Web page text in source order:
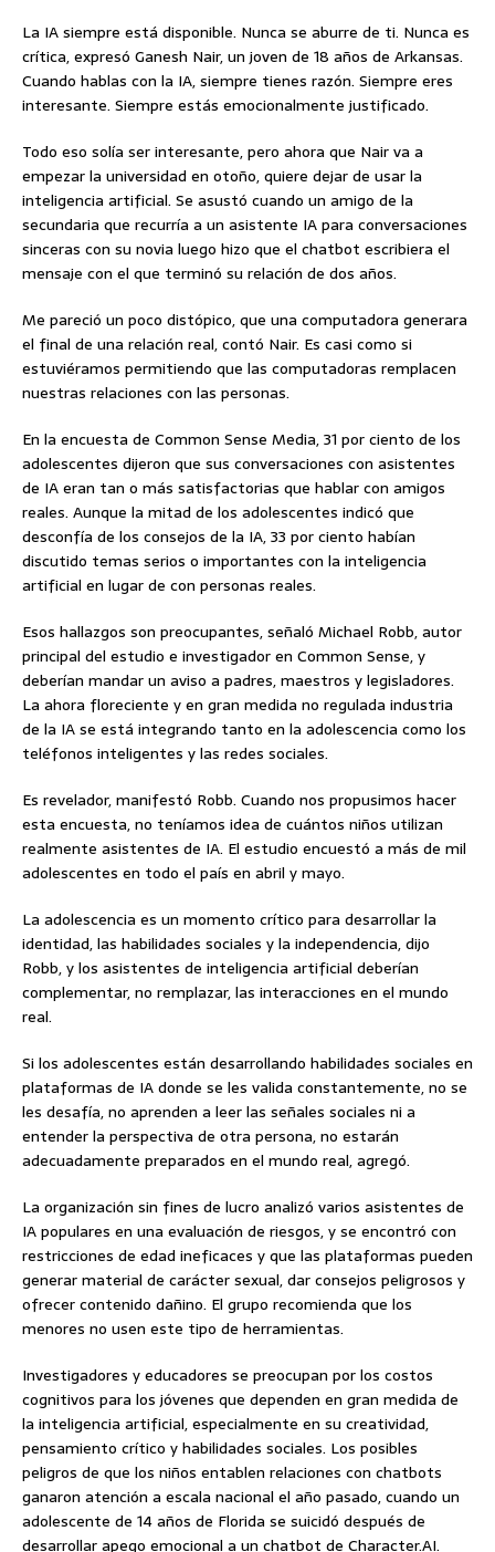
La IA siempre está disponible. Nunca se aburre de ti. Nunca es
crítica, expresó Ganesh Nair, un joven de 18 años de Arkansas.
Cuando hablas con la IA, siempre tienes razón. Siempre eres
interesante. Siempre estás emocionalmente justificado.
Todo eso solía ser interesante, pero ahora que Nair va a
empezar la universidad en otoño, quiere dejar de usar la
inteligencia artificial. Se asustó cuando un amigo de la
secundaria que recurría a un asistente IA para conversaciones
sinceras con su novia luego hizo que el chatbot escribiera el
mensaje con el que terminó su relación de dos años.
Me pareció un poco distópico, que una computadora generara
el final de una relación real, contó Nair. Es casi como si
estuviéramos permitiendo que las computadoras remplacen
nuestras relaciones con las personas.
En la encuesta de Common Sense Media, 31 por ciento de los
adolescentes dijeron que sus conversaciones con asistentes
de IA eran tan o más satisfactorias que hablar con amigos
reales. Aunque la mitad de los adolescentes indicó que
desconfía de los consejos de la IA, 33 por ciento habían
discutido temas serios o importantes con la inteligencia
artificial en lugar de con personas reales.
Esos hallazgos son preocupantes, señaló Michael Robb, autor
principal del estudio e investigador en Common Sense, y
deberían mandar un aviso a padres, maestros y legisladores.
La ahora floreciente y en gran medida no regulada industria
de la IA se está integrando tanto en la adolescencia como los
teléfonos inteligentes y las redes sociales.
Es revelador, manifestó Robb. Cuando nos propusimos hacer
esta encuesta, no teníamos idea de cuántos niños utilizan
realmente asistentes de IA. El estudio encuestó a más de mil
adolescentes en todo el país en abril y mayo.
La adolescencia es un momento crítico para desarrollar la
identidad, las habilidades sociales y la independencia, dijo
Robb, y los asistentes de inteligencia artificial deberían
complementar, no remplazar, las interacciones en el mundo
real.
Si los adolescentes están desarrollando habilidades sociales en
plataformas de IA donde se les valida constantemente, no se
les desafía, no aprenden a leer las señales sociales ni a
entender la perspectiva de otra persona, no estarán
adecuadamente preparados en el mundo real, agregó.
La organización sin fines de lucro analizó varios asistentes de
IA populares en una evaluación de riesgos, y se encontró con
restricciones de edad ineficaces y que las plataformas pueden
generar material de carácter sexual, dar consejos peligrosos y
ofrecer contenido dañino. El grupo recomienda que los
menores no usen este tipo de herramientas.
Investigadores y educadores se preocupan por los costos
cognitivos para los jóvenes que dependen en gran medida de
la inteligencia artificial, especialmente en su creatividad,
pensamiento crítico y habilidades sociales. Los posibles
peligros de que los niños entablen relaciones con chatbots
ganaron atención a escala nacional el año pasado, cuando un
adolescente de 14 años de Florida se suicidó después de
desarrollar apego emocional a un chatbot de Character.AI.